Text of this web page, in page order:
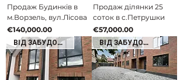
Продаж Будинків в
м.Ворзель, вул.Лісова
Price
€140,000.00
Продаж ділянки 25
соток в с.Петрушки
Price
€57,000.00
ВІД ЗАБУДОВНИКА ВІД ЗАБУДОВНИКА